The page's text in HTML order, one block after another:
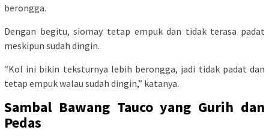
berongga.
Dengan begitu, siomay tetap empuk dan tidak terasa padat
meskipun sudah dingin.
“Kol ini bikin teksturnya lebih berongga, jadi tidak padat dan
tetap empuk walau sudah dingin,” katanya.
Sambal Bawang Tauco yang Gurih dan
Pedas